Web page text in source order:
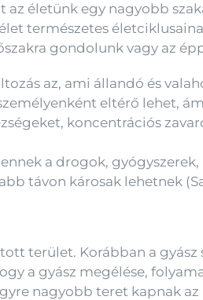
életünk egy nagyobb
természetes
gondolunk vagy az
az, ami állandó és
eltérő lehet,
koncentrációs
a drogok, gyógyszerek,
távon károsak lehetnek
terület. Korábban a gyász
a gyász megélése,
nagyobb teret kapnak